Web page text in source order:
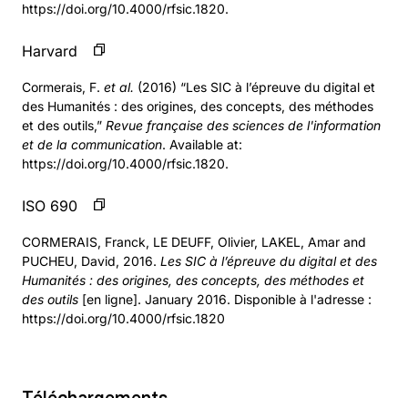
https://doi.org/10.4000/rfsic.1820.
Harvard
Cormerais, F. et al. (2016) “Les SIC à l’épreuve du digital et
des Humanités : des origines, des concepts, des méthodes
et des outils,” Revue française des sciences de l'information
et de la communication. Available at:
https://doi.org/10.4000/rfsic.1820.
ISO 690
CORMERAIS, Franck, LE DEUFF, Olivier, LAKEL, Amar and
PUCHEU, David, 2016. Les SIC à l’épreuve du digital et des
Humanités : des origines, des concepts, des méthodes et
des outils [en ligne]. January 2016. Disponible à l'adresse :
https://doi.org/10.4000/rfsic.1820